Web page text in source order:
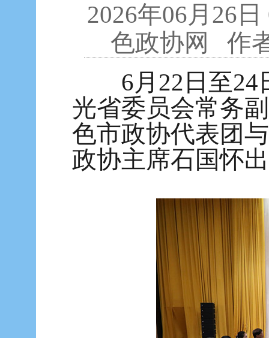
2026年06月26
色政协网
作
6月22日至24
光省委员会常务
色市政协代表团
政协主席石国怀